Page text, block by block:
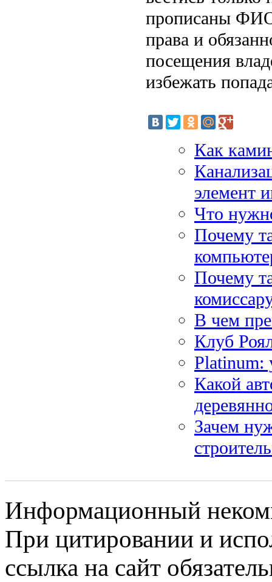
прописаны ФИО
права и
посещения
избежать
Как
элемент
Что
Почему
Почему
В чем
Клуб
Platinum:
Какой
Зачем
Информационный
При цитировании и
ссылка на сайт